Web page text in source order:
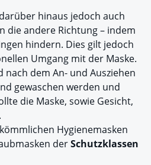
hinaus jedoch auch
die andere Richtung – indem
hindern. Dies gilt jedoch
Umgang mit der Maske.
nach dem An- und Ausziehen
gewaschen werden und
die Maske, sowie Gesicht,
Hygienemasken
derSchutzklassen